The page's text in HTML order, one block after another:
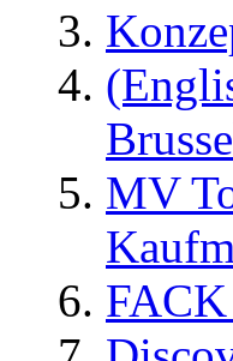
MV